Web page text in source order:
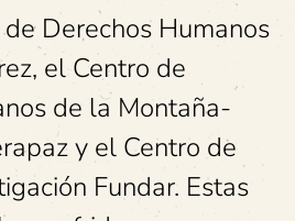
Derechos Humanos
el Centro de
de la Montaña-
y el Centro de
Fundar. Estas